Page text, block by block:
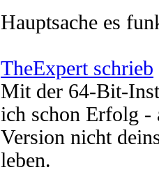
Hauptsache es
TheExpert schrieb
Mit der 64-Bit-
ich schon Erfolg -
Version nicht
leben.